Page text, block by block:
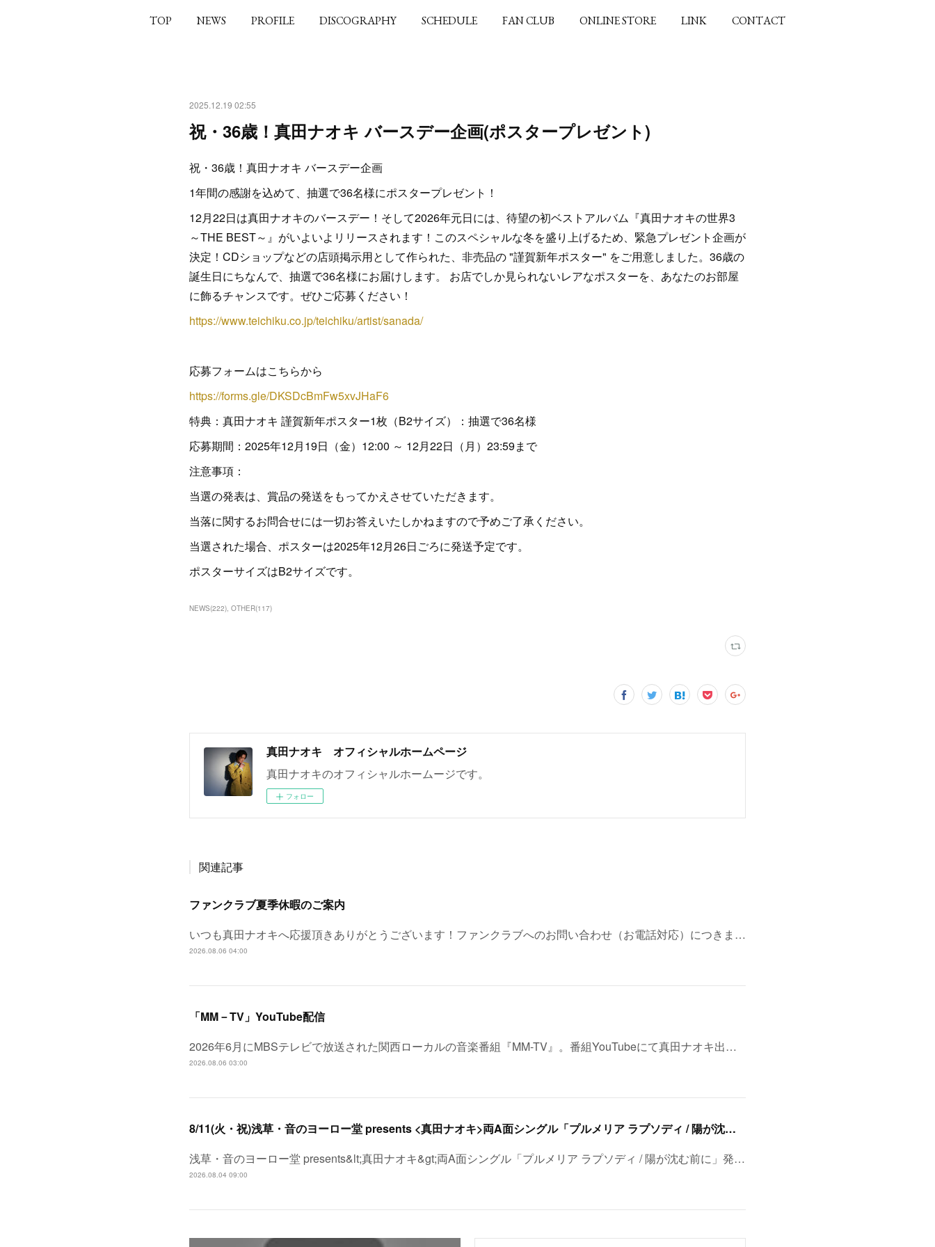
TOP NEWS PROFILE DISCOGRAPHY SCHEDULE FAN CLUB ONLINE STORE LINK CONTACT
2025.12.19 02:55
祝・36歳！真田ナオキ バースデー企画(ポスタープレゼント)
祝・36歳！真田ナオキ バースデー企画
1年間の感謝を込めて、抽選で36名様にポスタープレゼント！
12月22日は真田ナオキのバースデー！そして2026年元日には、待望の初ベストアルバム『真田ナオキの世界3
～THE BEST～』がいよいよリリースされます！このスペシャルな冬を盛り上げるため、緊急プレゼント企画が
決定！CDショップなどの店頭掲示用として作られた、非売品の "謹賀新年ポスター" をご用意しました。36歳の
誕生日にちなんで、抽選で36名様にお届けします。 お店でしか見られないレアなポスターを、あなたのお部屋
に飾るチャンスです。ぜひご応募ください！
https://www.teichiku.co.jp/teichiku/artist/sanada/
応募フォームはこちらから
https://forms.gle/DKSDcBmFw5xvJHaF6
特典：真田ナオキ 謹賀新年ポスター1枚（B2サイズ）：抽選で36名様
応募期間：2025年12月19日（金）12:00 ～ 12月22日（月）23:59まで
注意事項：
当選の発表は、賞品の発送をもってかえさせていただきます。
当落に関するお問合せには一切お答えいたしかねますので予めご了承ください。
当選された場合、ポスターは2025年12月26日ごろに発送予定です。
ポスターサイズはB2サイズです。
NEWS(222) OTHER(117)
真田ナオキ オフィシャルホームページ
真田ナオキのオフィシャルホームージです。
フォロー
関連記事
ファンクラブ夏季休暇のご案内
いつも真田ナオキへ応援頂きありがとうございます！ファンクラブへのお問い合わせ（お電話対応）につきま…
2026.08.06 04:00
「MM－TV」YouTube配信
2026年6月にMBSテレビで放送された関西ローカルの音楽番組『MM-TV』。番組YouTubeにて真田ナオキ出…
2026.08.06 03:00
8/11(火・祝)浅草・音のヨーロー堂 presents <真田ナオキ>両A面シングル「プルメリア ラプソディ / 陽が沈む前に…」発売記念 スペシャルイベント開催決定！
浅草・音のヨーロー堂 presents&lt;真田ナオキ&gt;両A面シングル「プルメリア ラプソディ / 陽が沈む前に」発…
2026.08.04 09:00